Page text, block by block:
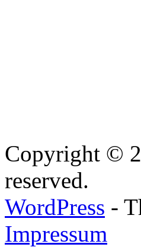
Copyright ©
reserved.
WordPress -
Impressum